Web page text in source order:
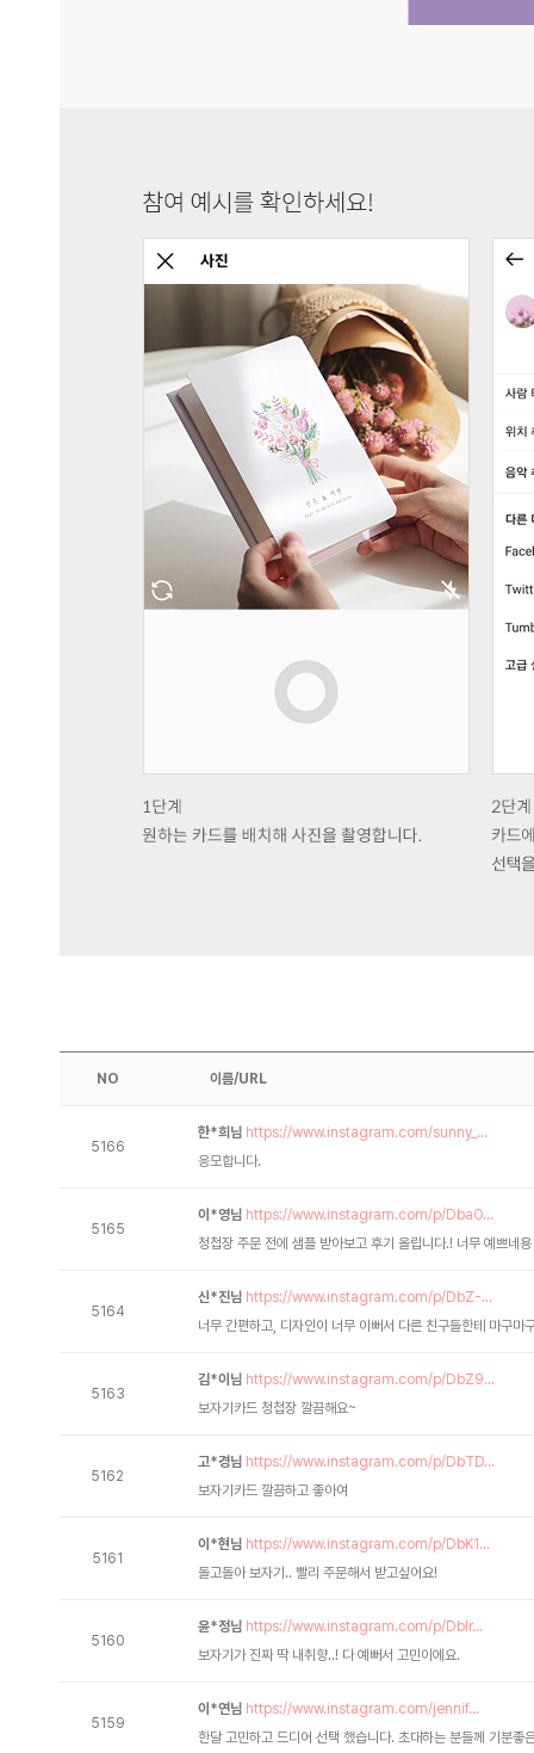
NO 이름/URL
5166
한*희님 https://www.instagram.com/sunny_...
응모합니다.
5165
이*영님 https://www.instagram.com/p/DbaO...
청첩장 주문 전에 샘플 받아보고 후기 올립니다.! 너무 예쁘네
5164
신*진님 https://www.instagram.com/p/DbZ-...
너무 간편하고, 디자인이 너무 이뻐서 다른 친구들한테 마구마
5163
김*이님 https://www.instagram.com/p/DbZ9...
보자기카드 청첩장 깔끔해요~
5162
고*경님 https://www.instagram.com/p/DbTD...
보자기카드 깔끔하고 좋아여
5161
이*현님 https://www.instagram.com/p/DbK1...
돌고돌아 보자기.. 빨리 주문해서 받고싶어요!
5160
윤*정님 https://www.instagram.com/p/DbIr...
보자기가 진짜 딱 내취향..! 다 예뻐서 고민이에요.
5159
이*연님 https://www.instagram.com/jennif...
한달 고민하고 드디어 선택 했습니다. 초대하는 분들께 기분좋